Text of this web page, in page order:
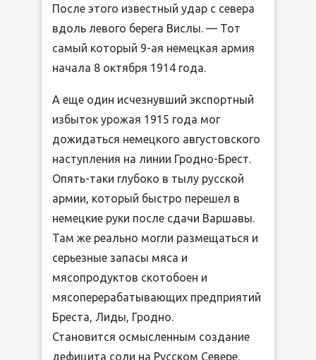
После этого известный удар с севера
вдоль левого берега Вислы. — Тот
самый который 9-ая немецкая армия
начала 8 октября 1914 года.
А еще один исчезнувший экспортный
избыток урожая 1915 года мог
дожидаться немецкого августовского
наступления на линии Гродно-Брест.
Опять-таки глубоко в тылу русской
армии, который быстро перешел в
немецкие руки после сдачи Варшавы.
Там же реально могли размещаться и
серьезные запасы мяса и
мясопродуктов скотобоен и
мясоперерабатывающих предприятий
Бреста, Лиды, Гродно.
Становится осмысленным создание
дефицита соли на Русском Севере.